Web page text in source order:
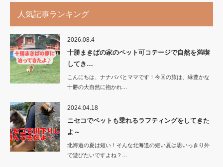
人気記事ランキング
2026.08.4
十勝まきばの家のペット可コテージで自然を満喫
してき…
こんにちは、ナナパパとママです！今回の旅は、緑豊かな
十勝の大自然に抱かれ…
2024.04.18
ニセコでペットも乗れるラフティングをしてきた
よ～
北海道の夏は短い！そんな北海道の短い夏は思いっきり外
で遊びたいですよね？…